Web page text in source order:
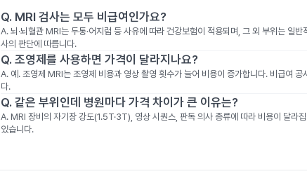
Q. MRI 검사는 모두 비급여인가요?
A. 뇌·뇌혈관 MRI는 두통·어지럼 등 사유에 따라 건강보험이 적용되며, 그 외 부위는 일
사의 판단에 따릅니다.
Q. 조영제를 사용하면 가격이 달라지나요?
A. 예. 조영제 MRI는 조영제 비용과 영상 촬영 횟수가 늘어 비용이 증가합니다. 비급여
다.
Q. 같은 부위인데 병원마다 가격 차이가 큰 이유는?
A. MRI 장비의 자기장 강도(1.5T·3T), 영상 시퀀스, 판독 의사 종류에 따라 비용이 달라
있습니다.